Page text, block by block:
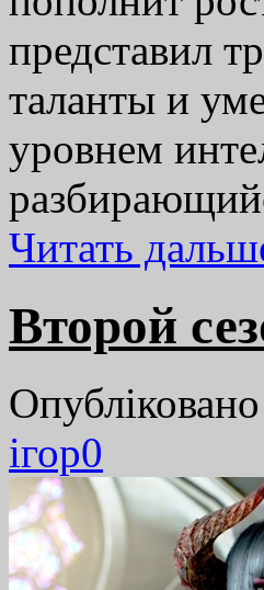
представил
таланты и
уровнем
Читать
Второй
ігор0